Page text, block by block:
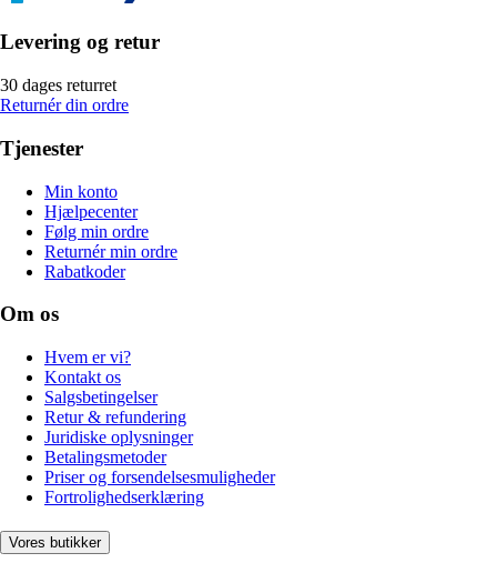
Levering og retur
30 dages returret
Returnér din ordre
Tjenester
Min konto
Hjælpecenter
Følg min ordre
Returnér min ordre
Rabatkoder
Om os
Hvem er vi?
Kontakt os
Salgsbetingelser
Retur & refundering
Juridiske oplysninger
Betalingsmetoder
Priser og forsendelsesmuligheder
Fortrolighedserklæring
Vores butikker